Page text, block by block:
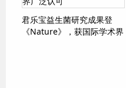
君乐宝益生菌研究成果登
《Nature》，获国际学术界